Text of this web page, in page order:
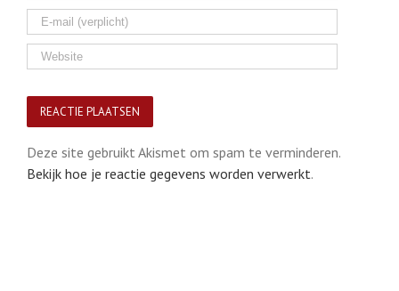
Deze site gebruikt Akismet om spam te verminderen.
Bekijk hoe je reactie gegevens worden verwerkt.